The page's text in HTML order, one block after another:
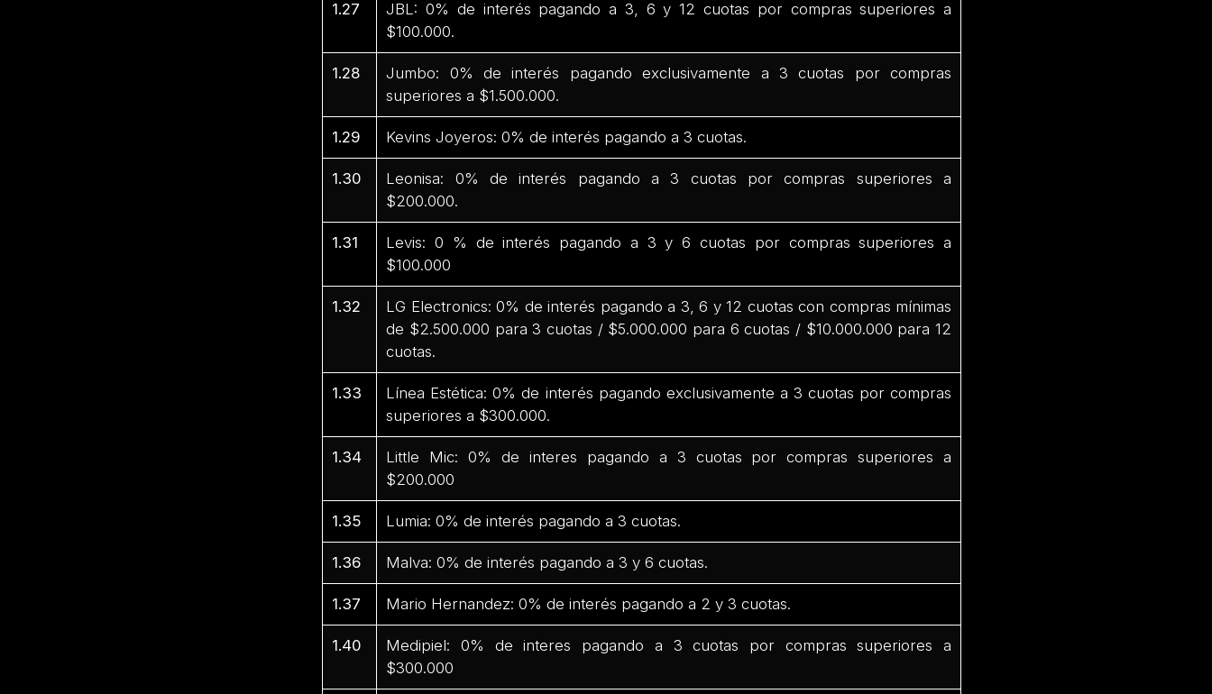
1.27
JBL: 0% de interés pagando a 3, 6 y 12 cuotas por compras superiores a
$100.000.
1.28
Jumbo: 0% de interés pagando exclusivamente a 3 cuotas por compras
superiores a $1.500.000.
1.29 Kevins Joyeros: 0% de interés pagando a 3 cuotas.
1.30
Leonisa: 0% de interés pagando a 3 cuotas por compras superiores a
$200.000.
1.31
Levis: 0 % de interés pagando a 3 y 6 cuotas por compras superiores a
$100.000
1.32
LG Electronics: 0% de interés pagando a 3, 6 y 12 cuotas con compras mínimas
de $2.500.000 para 3 cuotas / $5.000.000 para 6 cuotas / $10.000.000 para 12
cuotas.
1.33
Línea Estética: 0% de interés pagando exclusivamente a 3 cuotas por compras
superiores a $300.000.
1.34
Little Mic: 0% de interes pagando a 3 cuotas por compras superiores a
$200.000
1.35 Lumia: 0% de interés pagando a 3 cuotas.
1.36 Malva: 0% de interés pagando a 3 y 6 cuotas.
1.37 Mario Hernandez: 0% de interés pagando a 2 y 3 cuotas.
1.40
Medipiel: 0% de interes pagando a 3 cuotas por compras superiores a
$300.000